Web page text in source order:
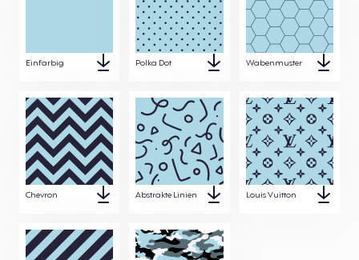
Einfarbig Polka Dot Wabenmuster
Chevron Abstrakte Linien Louis Vuitton